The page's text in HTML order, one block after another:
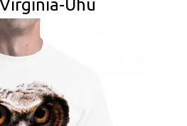
Uhu